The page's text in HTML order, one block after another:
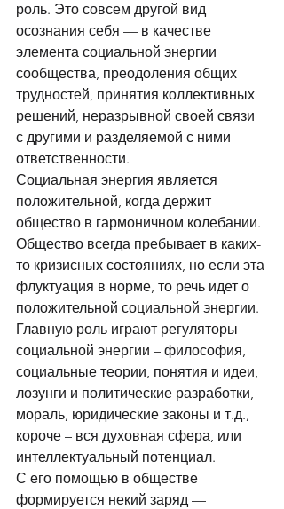
роль. Это совсем другой вид
осознания себя — в качестве
элемента социальной энергии
сообщества, преодоления общих
трудностей, принятия коллективных
решений, неразрывной своей связи
с другими и разделяемой с ними
ответственности.
Социальная энергия является
положительной, когда держит
общество в гармоничном колебании.
Общество всегда пребывает в каких-
то кризисных состояниях, но если эта
флуктуация в норме, то речь идет о
положительной социальной энергии.
Главную роль играют регуляторы
социальной энергии – философия,
социальные теории, понятия и идеи,
лозунги и политические разработки,
мораль, юридические законы и т.д.,
короче – вся духовная сфера, или
интеллектуальный потенциал.
С его помощью в обществе
формируется некий заряд —